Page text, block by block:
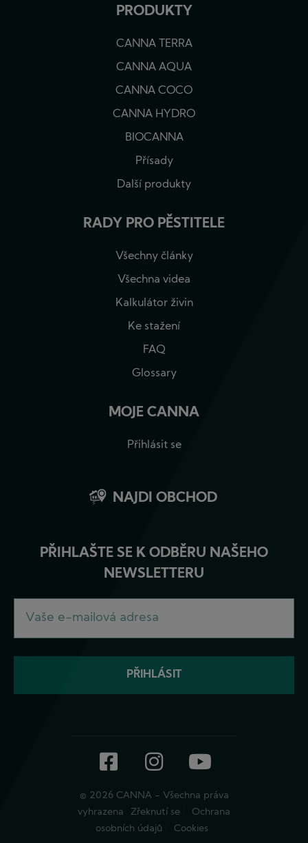
PRODUKTY
CANNA TERRA
CANNA AQUA
CANNA COCO
CANNA HYDRO
BIOCANNA
Přísady
Další produkty
RADY PRO PĚSTITELE
Všechny články
Všechna videa
Kalkulátor živin
Ke stažení
FAQ
Glossary
MOJE CANNA
Přihlásit se
NAJDI OBCHOD
PŘIHLAŠTE SE K ODBĚRU NAŠEHO
NEWSLETTERU
FacebookInstagram
YouTube
© 2026 CANNA - Všechna práva
vyhrazena
Zřeknutí se
Ochrana
osobních údajů
Cookies